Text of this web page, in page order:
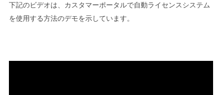
下記のビデオは、カスタマーポータルで自動ライセンスシステム
を使用する方法のデモを示しています。